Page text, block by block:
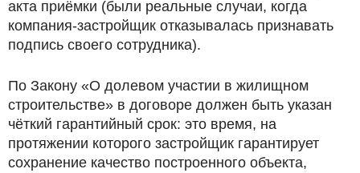
акта приёмки (были реальные случаи, когда
компания-застройщик отказывалась признавать
подпись своего сотрудника).
По Закону «О долевом участии в жилищном
строительстве» в договоре должен быть указан
чёткий гарантийный срок: это время, на
протяжении которого застройщик гарантирует
сохранение качество построенного объекта,